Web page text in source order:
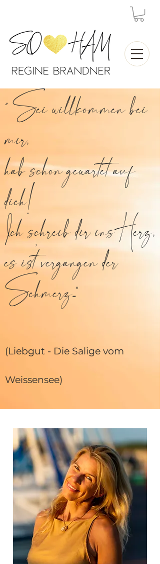
" Sei willkommen bei
mir,
hab schon gewartet auf
dich!
Ich schreib dir ins Herz,
es ist´ vergangen der
Schmerz..."
(Liebgut - Die Salige vom
Weissensee)